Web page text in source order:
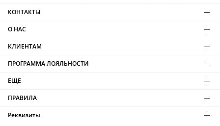
КОНТАКТЫ
О НАС
КЛИЕНТАМ
ПРОГРАММА ЛОЯЛЬНОСТИ
ЕЩЕ
ПРАВИЛА
Реквизиты